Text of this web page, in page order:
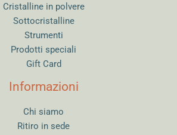
Cristalline in polvere
Sottocristalline
Strumenti
Prodotti speciali
Gift Card
Informazioni
Chi siamo
Ritiro in sede